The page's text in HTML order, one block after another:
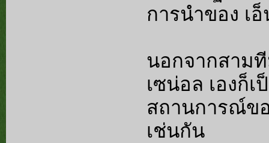
การนำของ เ
นอกจากสาม
เซน่อล เองก็
สถานการณ์ข
เช่นกัน